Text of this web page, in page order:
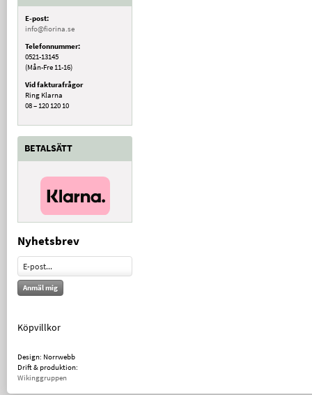
E-post:
info@fiorina.se
Telefonnummer:
0521-13145
(Mån-Fre 11-16)
Vid fakturafrågor
Ring Klarna
08 – 120 120 10
BETALSÄTT
Nyhetsbrev
Anmäl mig
Köpvillkor
Design: Norrwebb
Drift & produktion:
Wikinggruppen